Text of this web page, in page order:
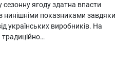
сезонну ягоду здатна впасти
нинішніми показниками завдяки
українських виробників. На